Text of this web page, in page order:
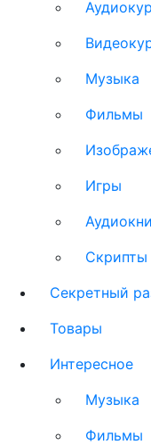
Музыка
Фильмы
Игры
Скрипты
Секретный
Товары
Интересное
Музыка
Фильмы